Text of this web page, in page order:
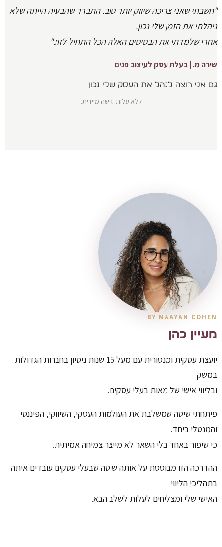
"חשבתי שאני צריכה שיווק יותר טוב. התברר שהבעיה הייתה שלא
ניהלתי את הזמן שלי נכון.
אחרי שלמדתי את הבסיסים האלה הכל התחיל לזוז."
שירה מ. | בעלת עסק לעיצוב פנים
גם אני רוצה לנהל את העסק שלי נכון
ללא עלות. גישה מיידית.
BY MAAYAN COHEN
מעיין כהן
יועצת עסקית ומנטורית עם מעל 15 שנות ניסיון בחברות הגדולות
במשק
ובליווי אישי של מאות בעלי עסקים.
פיתחתי שיטה שמשלבת את העולמות העסקי, השיווקי, הפיננסי
והמנטלי ביחד.
כי שיפור באחד בלי השאר לא מייצר צמיחה אמיתית.
ההדרכה הזו מבוססת על אותה שיטה שבעלי עסקים עובדים איתה
בתהליכי הליווי
האישי שלי ומצליחים לעלות לשלב הבא.